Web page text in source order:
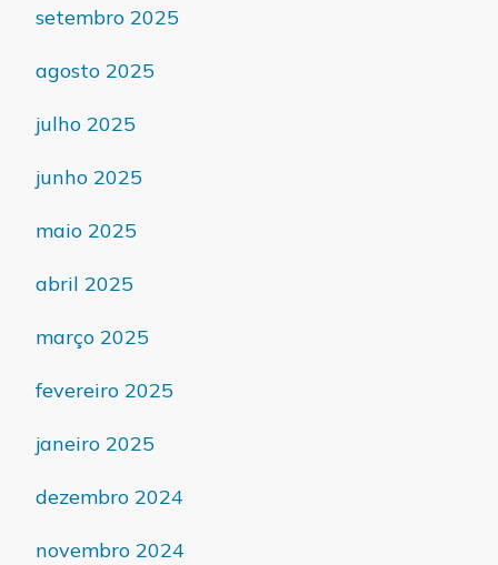
setembro 2025
agosto 2025
julho 2025
junho 2025
maio 2025
abril 2025
março 2025
fevereiro 2025
janeiro 2025
dezembro 2024
novembro 2024